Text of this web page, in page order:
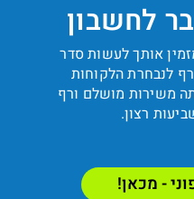
לחשבון
אותך לעשות סדר
לנבחרת הלקוחות
משירות מושלם ורף
רצון.
- מכאן!